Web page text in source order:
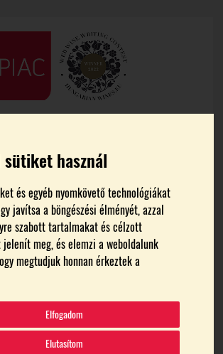
sütiket használ
és egyéb nyomkövető technológiákat
javítsa a böngészési élményét, azzal
szabott tartalmakat és célzott
jelenít meg, és elemzi a weboldalunk
megtudjuk honnan érkeztek a
Elfogadom
Elutasítom
HÍREK
rendezvényeket
az MTÜ
Turisztikai Ügynökség